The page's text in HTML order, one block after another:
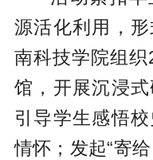
源活化利用，
南科技学院组
馆，开展沉浸
引导学生感悟
情怀；发起“寄